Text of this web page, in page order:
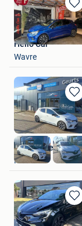
in
Mijn
Hello Car
Wavre
in
Mijn
Garage Geurts
Heusden
in